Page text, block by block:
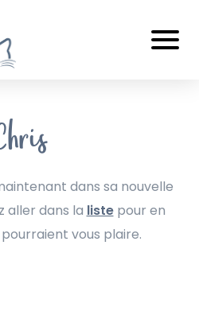
dans sa nouvelle
aller dans la listepour en
vous plaire.